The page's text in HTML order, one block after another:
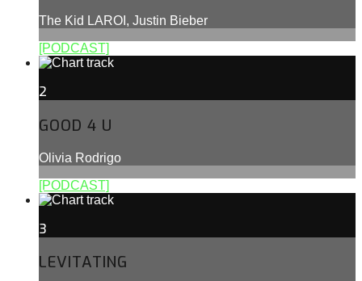
The Kid LAROI, Justin Bieber
[PODCAST]
2
GOOD 4 U
Olivia Rodrigo
[PODCAST]
3
LEVITATING